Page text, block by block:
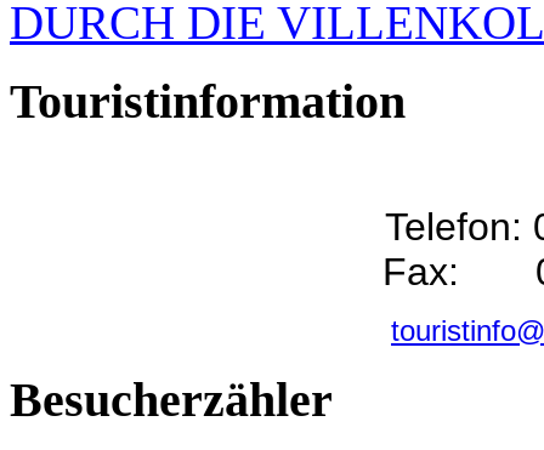
DURCH DIE
Touristinformation
Telefon:
Fax:
Besucherzähler